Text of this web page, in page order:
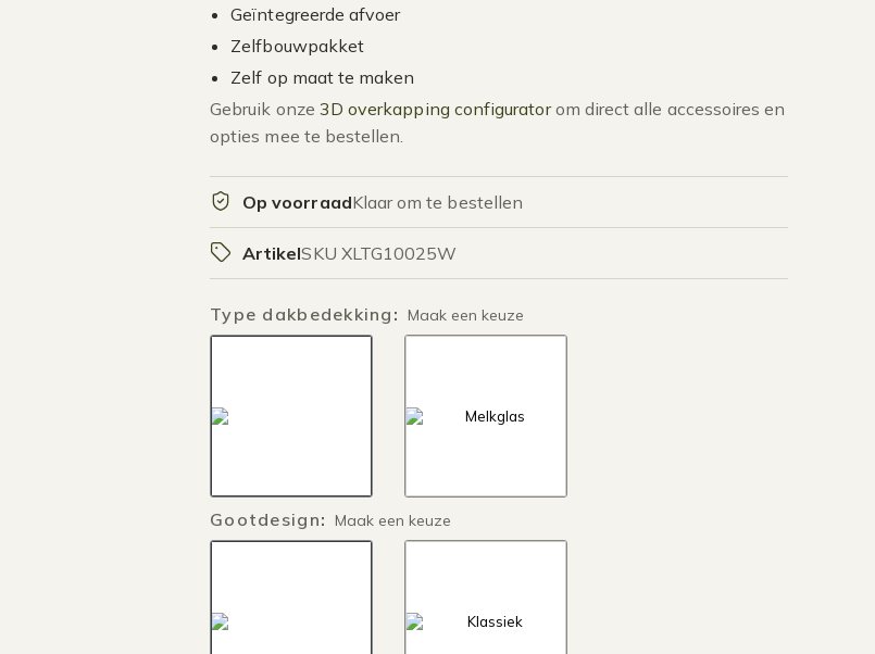
Geïntegreerde afvoer
Zelfbouwpakket
Zelf op maat te maken
Gebruik onze 3D overkapping configuratorom direct alle accessoires en
opties mee te bestellen.
Op voorraadKlaar om te bestellen
ArtikelSKU XLTG10025W
Type dakbedekking : Maak een keuze
Gootdesign: Maak een keuze